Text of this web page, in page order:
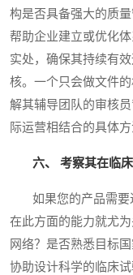
构是否具备强大的质
帮助企业建立或优化
实处，确保其持续有
核。一个只会做文件
解其辅导团队的审核
际运营相结合的具体
六、 考察其在临
如果您的产品需要
在此方面的能力就尤
网络？是否熟悉目标
协助设计科学的临床